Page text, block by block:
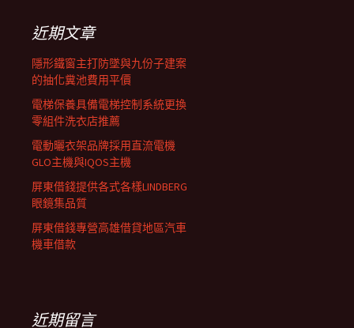
列近期文章
隱形鐵窗主打防墜與九份子建案
的抽化糞池費用平價
電梯保養具備電梯控制系統更換
零組件洗衣店推薦
電動曬衣架品牌採用直流電機
GLO主機與IQOS主機
屏東借錢提供各式各樣LINDBERG
眼鏡集品質
屏東借錢專營高雄借貸地區汽車
機車借款
近期留言